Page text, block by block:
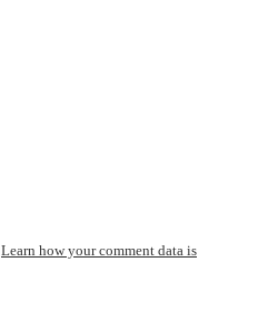
Learn how your comment data is